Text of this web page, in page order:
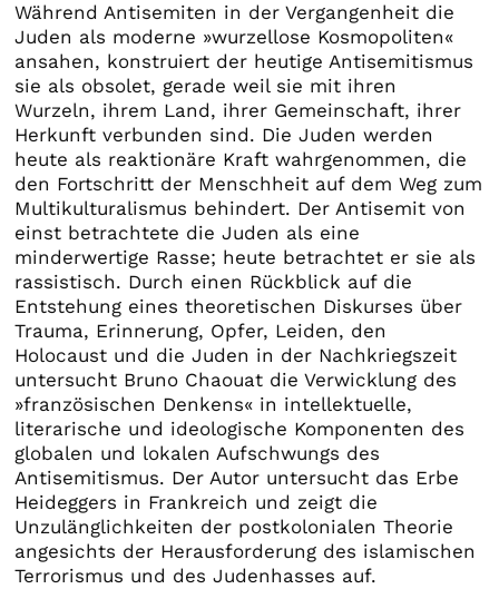
Während Antisemiten in der Vergangenheit die
Juden als moderne »wurzellose Kosmopoliten«
ansahen, konstruiert der heutige Antisemitismus
sie als obsolet, gerade weil sie mit ihren
Wurzeln, ihrem Land, ihrer Gemeinschaft, ihrer
Herkunft verbunden sind. Die Juden werden
heute als reaktionäre Kraft wahrgenommen, die
den Fortschritt der Menschheit auf dem Weg zum
Multikulturalismus behindert. Der Antisemit von
einst betrachtete die Juden als eine
minderwertige Rasse; heute betrachtet er sie als
rassistisch. Durch einen Rückblick auf die
Entstehung eines theoretischen Diskurses über
Trauma, Erinnerung, Opfer, Leiden, den
Holocaust und die Juden in der Nachkriegszeit
untersucht Bruno Chaouat die Verwicklung des
»französischen Denkens« in intellektuelle,
literarische und ideologische Komponenten des
globalen und lokalen Aufschwungs des
Antisemitismus. Der Autor untersucht das Erbe
Heideggers in Frankreich und zeigt die
Unzulänglichkeiten der postkolonialen Theorie
angesichts der Herausforderung des islamischen
Terrorismus und des Judenhasses auf.